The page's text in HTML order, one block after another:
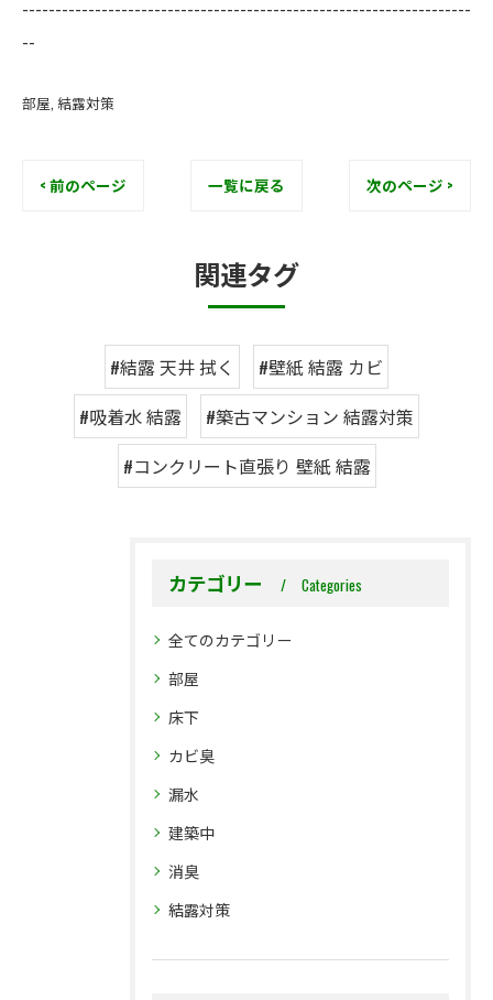
--------------------------------------------------------------------
--
部屋 結露対策
< 前のページ 一覧に戻る 次のページ >
関連タグ
#結露 天井 拭く
#壁紙 結露 カビ
#吸着水 結露
#築古マンション 結露対策
#コンクリート直張り 壁紙 結露
カテゴリー Categories
全てのカテゴリー
部屋
床下
カビ臭
漏水
建築中
消臭
結露対策